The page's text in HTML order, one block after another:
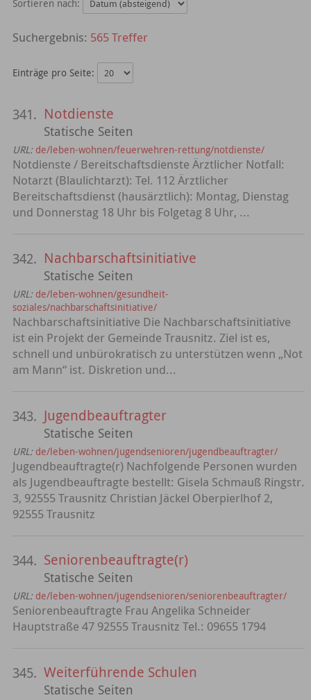
Sortieren nach:
565 Treffer
Einträge pro Seite:
341. Notdienste
Statische Seiten
URL: de/leben-wohnen/feuerwehren-rettung/notdienste/
Notdienste / Bereitschaftsdienste Ärztlicher Notfall:
Notarzt (Blaulichtarzt): Tel. 112 Ärztlicher
Bereitschaftsdienst (hausärztlich): Montag, Dienstag
und Donnerstag 18 Uhr bis Folgetag 8 Uhr, ...
342. Nachbarschaftsinitiative
Statische Seiten
URL: de/leben-wohnen/gesundheit-
soziales/nachbarschaftsinitiative/
Nachbarschaftsinitiative Die Nachbarschaftsinitiative
ist ein Projekt der Gemeinde Trausnitz. Ziel ist es,
schnell und unbürokratisch zu unterstützen wenn „Not
am Mann“ ist. Diskretion und...
343. Jugendbeauftragter
Statische Seiten
URL: de/leben-wohnen/jugendsenioren/jugendbeauftragter/
Jugendbeauftragte(r) Nachfolgende Personen wurden
als Jugendbeauftragte bestellt: Gisela Schmauß Ringstr.
3, 92555 Trausnitz Christian Jäckel Oberpierlhof 2,
92555 Trausnitz
344. Seniorenbeauftragte(r)
Statische Seiten
URL: de/leben-wohnen/jugendsenioren/seniorenbeauftragter/
Seniorenbeauftragte Frau Angelika Schneider
Hauptstraße 47 92555 Trausnitz Tel.: 09655 1794
345. Weiterführende Schulen
Statische Seiten